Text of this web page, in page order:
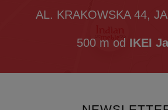
AL. KRAKOWSKA 44,
500 m od IKEI